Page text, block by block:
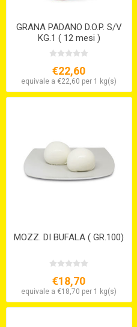
GRANA PADANO D.O.P. S/V
KG.1 ( 12 mesi )
€22,60
equivale a €22,60 per 1 kg(s)
MOZZ. DI BUFALA ( GR.100)
€18,70
equivale a €18,70 per 1 kg(s)